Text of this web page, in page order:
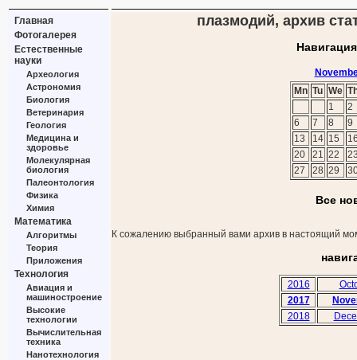
Главная
Фотогалерея
Естественные
науки
Археология
Астрономия
Биология
Ветеринария
Геология
Медицина и
здоровье
Молекулярная
биология
Палеонтология
Физика
Химия
Математика
Алгоритмы
Теория
Приложения
Технология
Авиация и
машиностроение
Высокие
технологии
Вычислительная
техника
Нанотехнология
плазмодий, архив
Mn Tu We
1
2
6
7 8
9
13
14 15
20
21 22
27
28 29
Все
К сожалению выбранный вами архив в настоящий
2016
2017
2018